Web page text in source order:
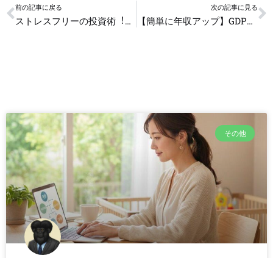
Prev
前の記事に戻る
ストレスフリーの投資術︕QOLを上げるための基礎知識
次の記事に見る
【簡単に年収アップ】GDP成長が高い業界で働くだけで給与が上がる！今すぐできる業界選びのコツ
その他